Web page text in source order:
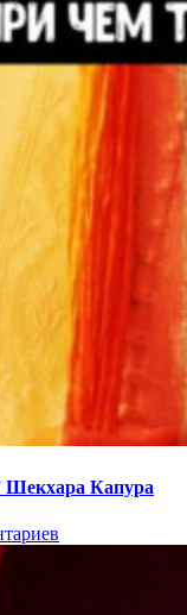
Шекхара Капура